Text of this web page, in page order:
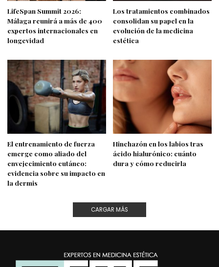
LifeSpan Summit 2026:
Málaga reunirá a más de 400
expertos internacionales en
longevidad
Los tratamientos combinados
consolidan su papel en la
evolución de la medicina
estética
El entrenamiento de fuerza
emerge como aliado del
envejecimiento cutáneo:
evidencia sobre su impacto en
la dermis
Hinchazón en los labios tras
ácido hialurónico: cuánto
dura y cómo reducirla
CARGAR MÁS